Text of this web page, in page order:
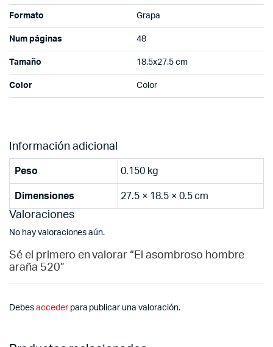
Formato Grapa
Num páginas 48
Tamaño 18.5x27.5 cm
Color Color
Información adicional
Peso 0.150 kg
Dimensiones 27.5 × 18.5 × 0.5 cm
Valoraciones
No hay valoraciones aún.
Sé el primero en valorar “El asombroso hombre
araña 520”
Debes accederpara publicar una valoración.